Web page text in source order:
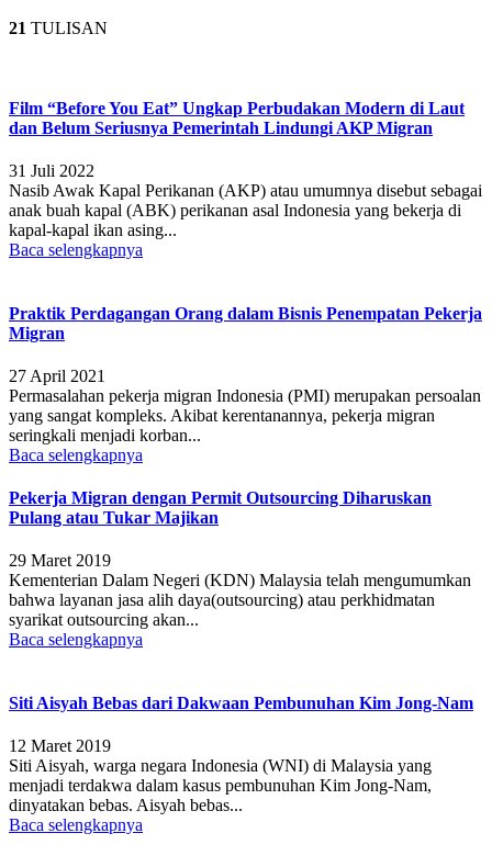
21 TULISAN
Film “Before You Eat” Ungkap Perbudakan Modern di Laut
dan Belum Seriusnya Pemerintah Lindungi AKP Migran
31 Juli 2022
Nasib Awak Kapal Perikanan (AKP) atau umumnya disebut sebagai
anak buah kapal (ABK) perikanan asal Indonesia yang bekerja di
kapal-kapal ikan asing...
Baca selengkapnya
Praktik Perdagangan Orang dalam Bisnis Penempatan Pekerja
Migran
27 April 2021
Permasalahan pekerja migran Indonesia (PMI) merupakan persoalan
yang sangat kompleks. Akibat kerentanannya, pekerja migran
seringkali menjadi korban...
Baca selengkapnya
Pekerja Migran dengan Permit Outsourcing Diharuskan
Pulang atau Tukar Majikan
29 Maret 2019
Kementerian Dalam Negeri (KDN) Malaysia telah mengumumkan
bahwa layanan jasa alih daya(outsourcing) atau perkhidmatan
syarikat outsourcing akan...
Baca selengkapnya
Siti Aisyah Bebas dari Dakwaan Pembunuhan Kim Jong-Nam
12 Maret 2019
Siti Aisyah, warga negara Indonesia (WNI) di Malaysia yang
menjadi terdakwa dalam kasus pembunuhan Kim Jong-Nam,
dinyatakan bebas. Aisyah bebas...
Baca selengkapnya